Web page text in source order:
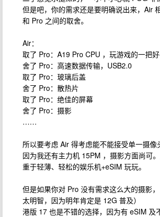
但是吧，你的需求还是要明确说出来，Air
和 Pro 之间的取舍。
Air：
取了 Pro：A19 Pro CPU ，玩游戏的一把好
舍了 Pro：高速数据传输，USB2.0
取了 Pro：玻璃后盖
舍了 Pro：散热片
取了 Pro：绝佳的屏幕
舍了 Pro：摄影
……
所以要考虑 Air 得考虑能不能接受单一摄像
因为我还有主力机 15PM ，摄影方面尚可
重于轻薄、轻松的娱乐机+eSIM 玩玩。
但是如果你对 Pro 没有需求这么大的摄影
太明智，因为明年肯定是 12G 普及）
港版 17 也是不错的选择，因为有 eSIM 及